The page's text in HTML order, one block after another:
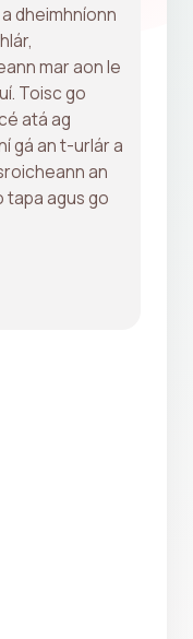
dheimhníonn
mar aon le
Toisc go
atá ag
gá an t-urlár a
an
agus go